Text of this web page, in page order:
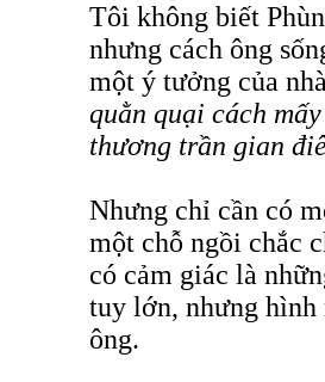
Tôi không biết
nhưng cách ông
một ý tưởng của
quằn quại cách
thương trần gian
Nhưng chỉ cần có
một chỗ ngồi chắc
có cảm giác là
tuy lớn, nhưng hình
ông.